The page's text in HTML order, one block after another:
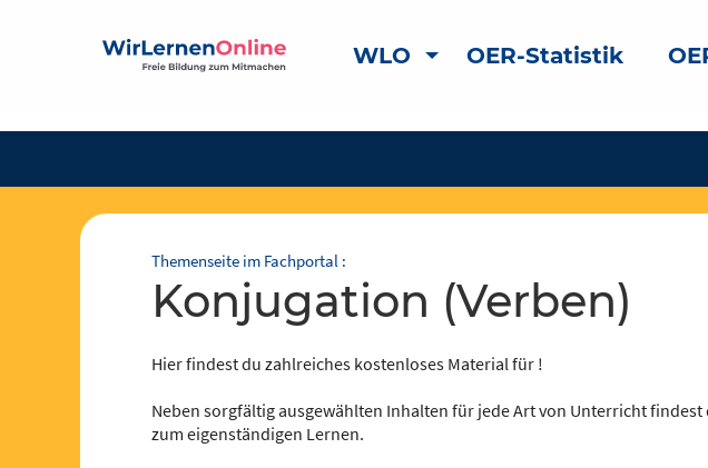
WLO OER-Statistik
Themenseite im Fachportal :
Konjugation (Verben)
Hier findest du zahlreiches kostenloses Material für !
Neben sorgfältig ausgewählten Inhalten für jede Art von Unterricht
zum eigenständigen Lernen.